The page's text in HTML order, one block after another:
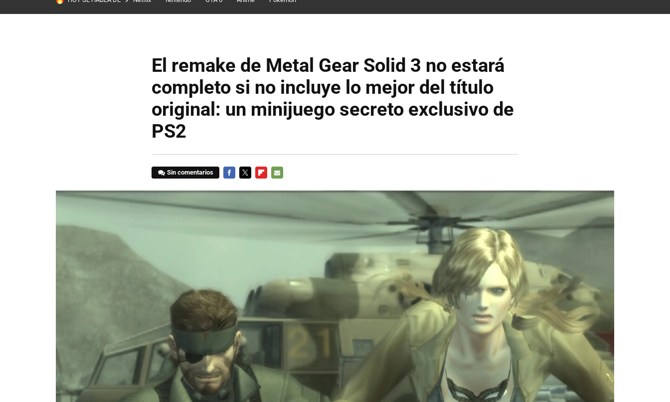
El remake de Metal Gear Solid 3 no estará
completo si no incluye lo mejor del título
original: un minijuego secreto exclusivo de
PS2
Sin comentarios